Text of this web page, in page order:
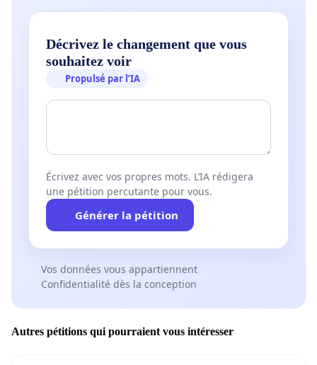
Décrivez le changement que vous
souhaitez voir
Propulsé par l’IA
Écrivez avec vos propres mots. L’IA rédigera
une pétition percutante pour vous.
Générer la pétition
Vos données vous appartiennent
Confidentialité dès la conception
Autres pétitions qui pourraient vous intéresser